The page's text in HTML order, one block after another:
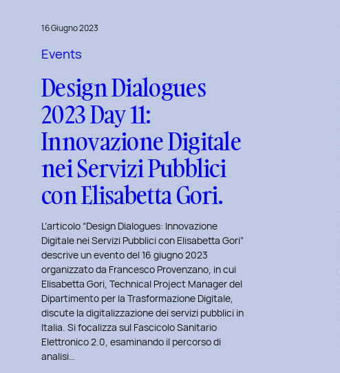
del
Master
in
User
Experience
per
l’Inclusive
Design
16 Giugno 2023
Events
Design Dialogues
2023 Day 11:
Innovazione Digitale
nei Servizi Pubblici
con Elisabetta Gori.
L’articolo “Design Dialogues: Innovazione
Digitale nei Servizi Pubblici con Elisabetta Gori”
descrive un evento del 16 giugno 2023
organizzato da Francesco Provenzano, in cui
Elisabetta Gori, Technical Project Manager del
Dipartimento per la Trasformazione Digitale,
discute la digitalizzazione dei servizi pubblici in
Italia. Si focalizza sul Fascicolo Sanitario
Elettronico 2.0, esaminando il percorso di
analisi…